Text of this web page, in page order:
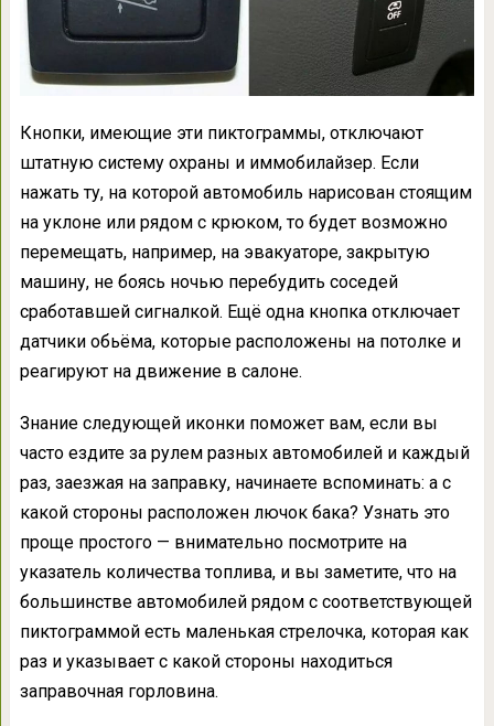
Кнопки, имеющие эти пиктограммы, отключают
штатную систему охраны и иммобилайзер. Если
нажать ту, на которой автомобиль нарисован стоящим
на уклоне или рядом с крюком, то будет возможно
перемещать, например, на эвакуаторе, закрытую
машину, не боясь ночью перебудить соседей
сработавшей сигналкой. Ещё одна кнопка отключает
датчики обьёма, которые расположены на потолке и
реагируют на движение в салоне.
Знание следующей иконки поможет вам, если вы
часто ездите за рулем разных автомобилей и каждый
раз, заезжая на заправку, начинаете вспоминать: а с
какой стороны расположен лючок бака? Узнать это
проще простого — внимательно посмотрите на
указатель количества топлива, и вы заметите, что на
большинстве автомобилей рядом с соответствующей
пиктограммой есть маленькая стрелочка, которая как
раз и указывает с какой стороны находиться
заправочная горловина.